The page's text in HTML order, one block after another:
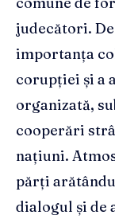
judecători.
importanța
corupției și a
organizată,
cooperări
națiuni.
părți
dialogul și de